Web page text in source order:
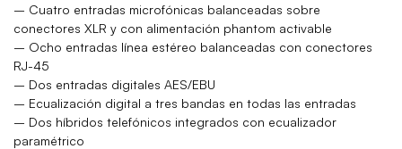
– Cuatro entradas microfónicas balanceadas sobre
conectores XLR y con alimentación phantom activable
– Ocho entradas línea estéreo balanceadas con conectores
RJ-45
– Dos entradas digitales AES/EBU
– Ecualización digital a tres bandas en todas las entradas
– Dos híbridos telefónicos integrados con ecualizador
paramétrico